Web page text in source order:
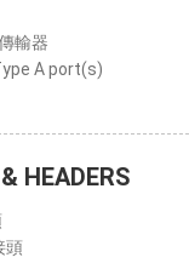
輸器
A port(s)
HEADERS
頭